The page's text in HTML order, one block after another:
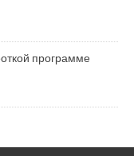
программе